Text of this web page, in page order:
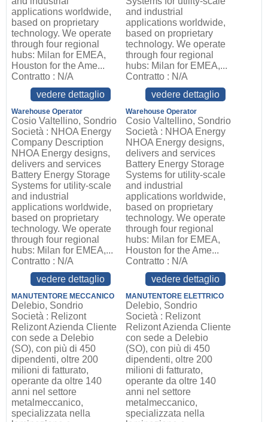
applications worldwide,
based on proprietary
technology. We operate
through four regional
hubs: Milan for EMEA,
Houston for the Ame...
Contratto : N/A
vedere dettaglio
and industrial
applications worldwide,
based on proprietary
technology. We operate
through four regional
hubs: Milan for EMEA,...
Contratto : N/A
vedere dettaglio
Warehouse Operator
Cosio Valtellino, Sondrio
Società : NHOA Energy
Company Description
NHOA Energy designs,
delivers and services
Battery Energy Storage
Systems for utility-scale
and industrial
applications worldwide,
based on proprietary
technology. We operate
through four regional
hubs: Milan for EMEA,...
Contratto : N/A
vedere dettaglio
Warehouse Operator
Cosio Valtellino, Sondrio
Società : NHOA Energy
NHOA Energy designs,
delivers and services
Battery Energy Storage
Systems for utility-scale
and industrial
applications worldwide,
based on proprietary
technology. We operate
through four regional
hubs: Milan for EMEA,
Houston for the Ame...
Contratto : N/A
vedere dettaglio
MANUTENTORE MECCANICO
Delebio, Sondrio
Società : Relizont
Relizont Azienda Cliente
con sede a Delebio
(SO), con più di 450
dipendenti, oltre 200
milioni di fatturato,
operante da oltre 140
anni nel settore
metalmeccanico,
specializzata nella
MANUTENTORE ELETTRICO
Delebio, Sondrio
Società : Relizont
Relizont Azienda Cliente
con sede a Delebio
(SO), con più di 450
dipendenti, oltre 200
milioni di fatturato,
operante da oltre 140
anni nel settore
metalmeccanico,
specializzata nella